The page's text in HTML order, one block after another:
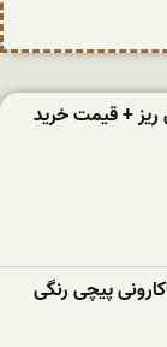
ریز + قیمت خرید
پیچی رنگی